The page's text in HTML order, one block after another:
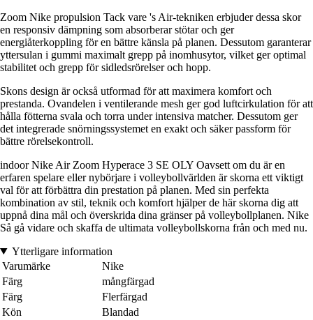
Zoom Nike propulsion Tack vare 's Air-tekniken erbjuder dessa skor
en responsiv dämpning som absorberar stötar och ger
energiåterkoppling för en bättre känsla på planen. Dessutom garanterar
yttersulan i gummi maximalt grepp på inomhusytor, vilket ger optimal
stabilitet och grepp för sidledsrörelser och hopp.
Skons design är också utformad för att maximera komfort och
prestanda. Ovandelen i ventilerande mesh ger god luftcirkulation för att
hålla fötterna svala och torra under intensiva matcher. Dessutom ger
det integrerade snörningssystemet en exakt och säker passform för
bättre rörelsekontroll.
indoor Nike Air Zoom Hyperace 3 SE OLY Oavsett om du är en
erfaren spelare eller nybörjare i volleybollvärlden är skorna ett viktigt
val för att förbättra din prestation på planen. Med sin perfekta
kombination av stil, teknik och komfort hjälper de här skorna dig att
uppnå dina mål och överskrida dina gränser på volleybollplanen. Nike
Så gå vidare och skaffa de ultimata volleybollskorna från och med nu.
Ytterligare information
Varumärke
Nike
Färg
mångfärgad
Färg
Flerfärgad
Kön
Blandad